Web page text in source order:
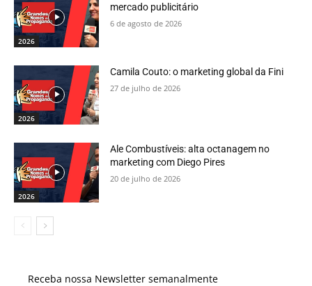
2026
mercado publicitário
6 de agosto de 2026
2026
Camila Couto: o marketing global da Fini
27 de julho de 2026
2026
Ale Combustíveis: alta octanagem no
marketing com Diego Pires
20 de julho de 2026
Receba nossa Newsletter semanalmente